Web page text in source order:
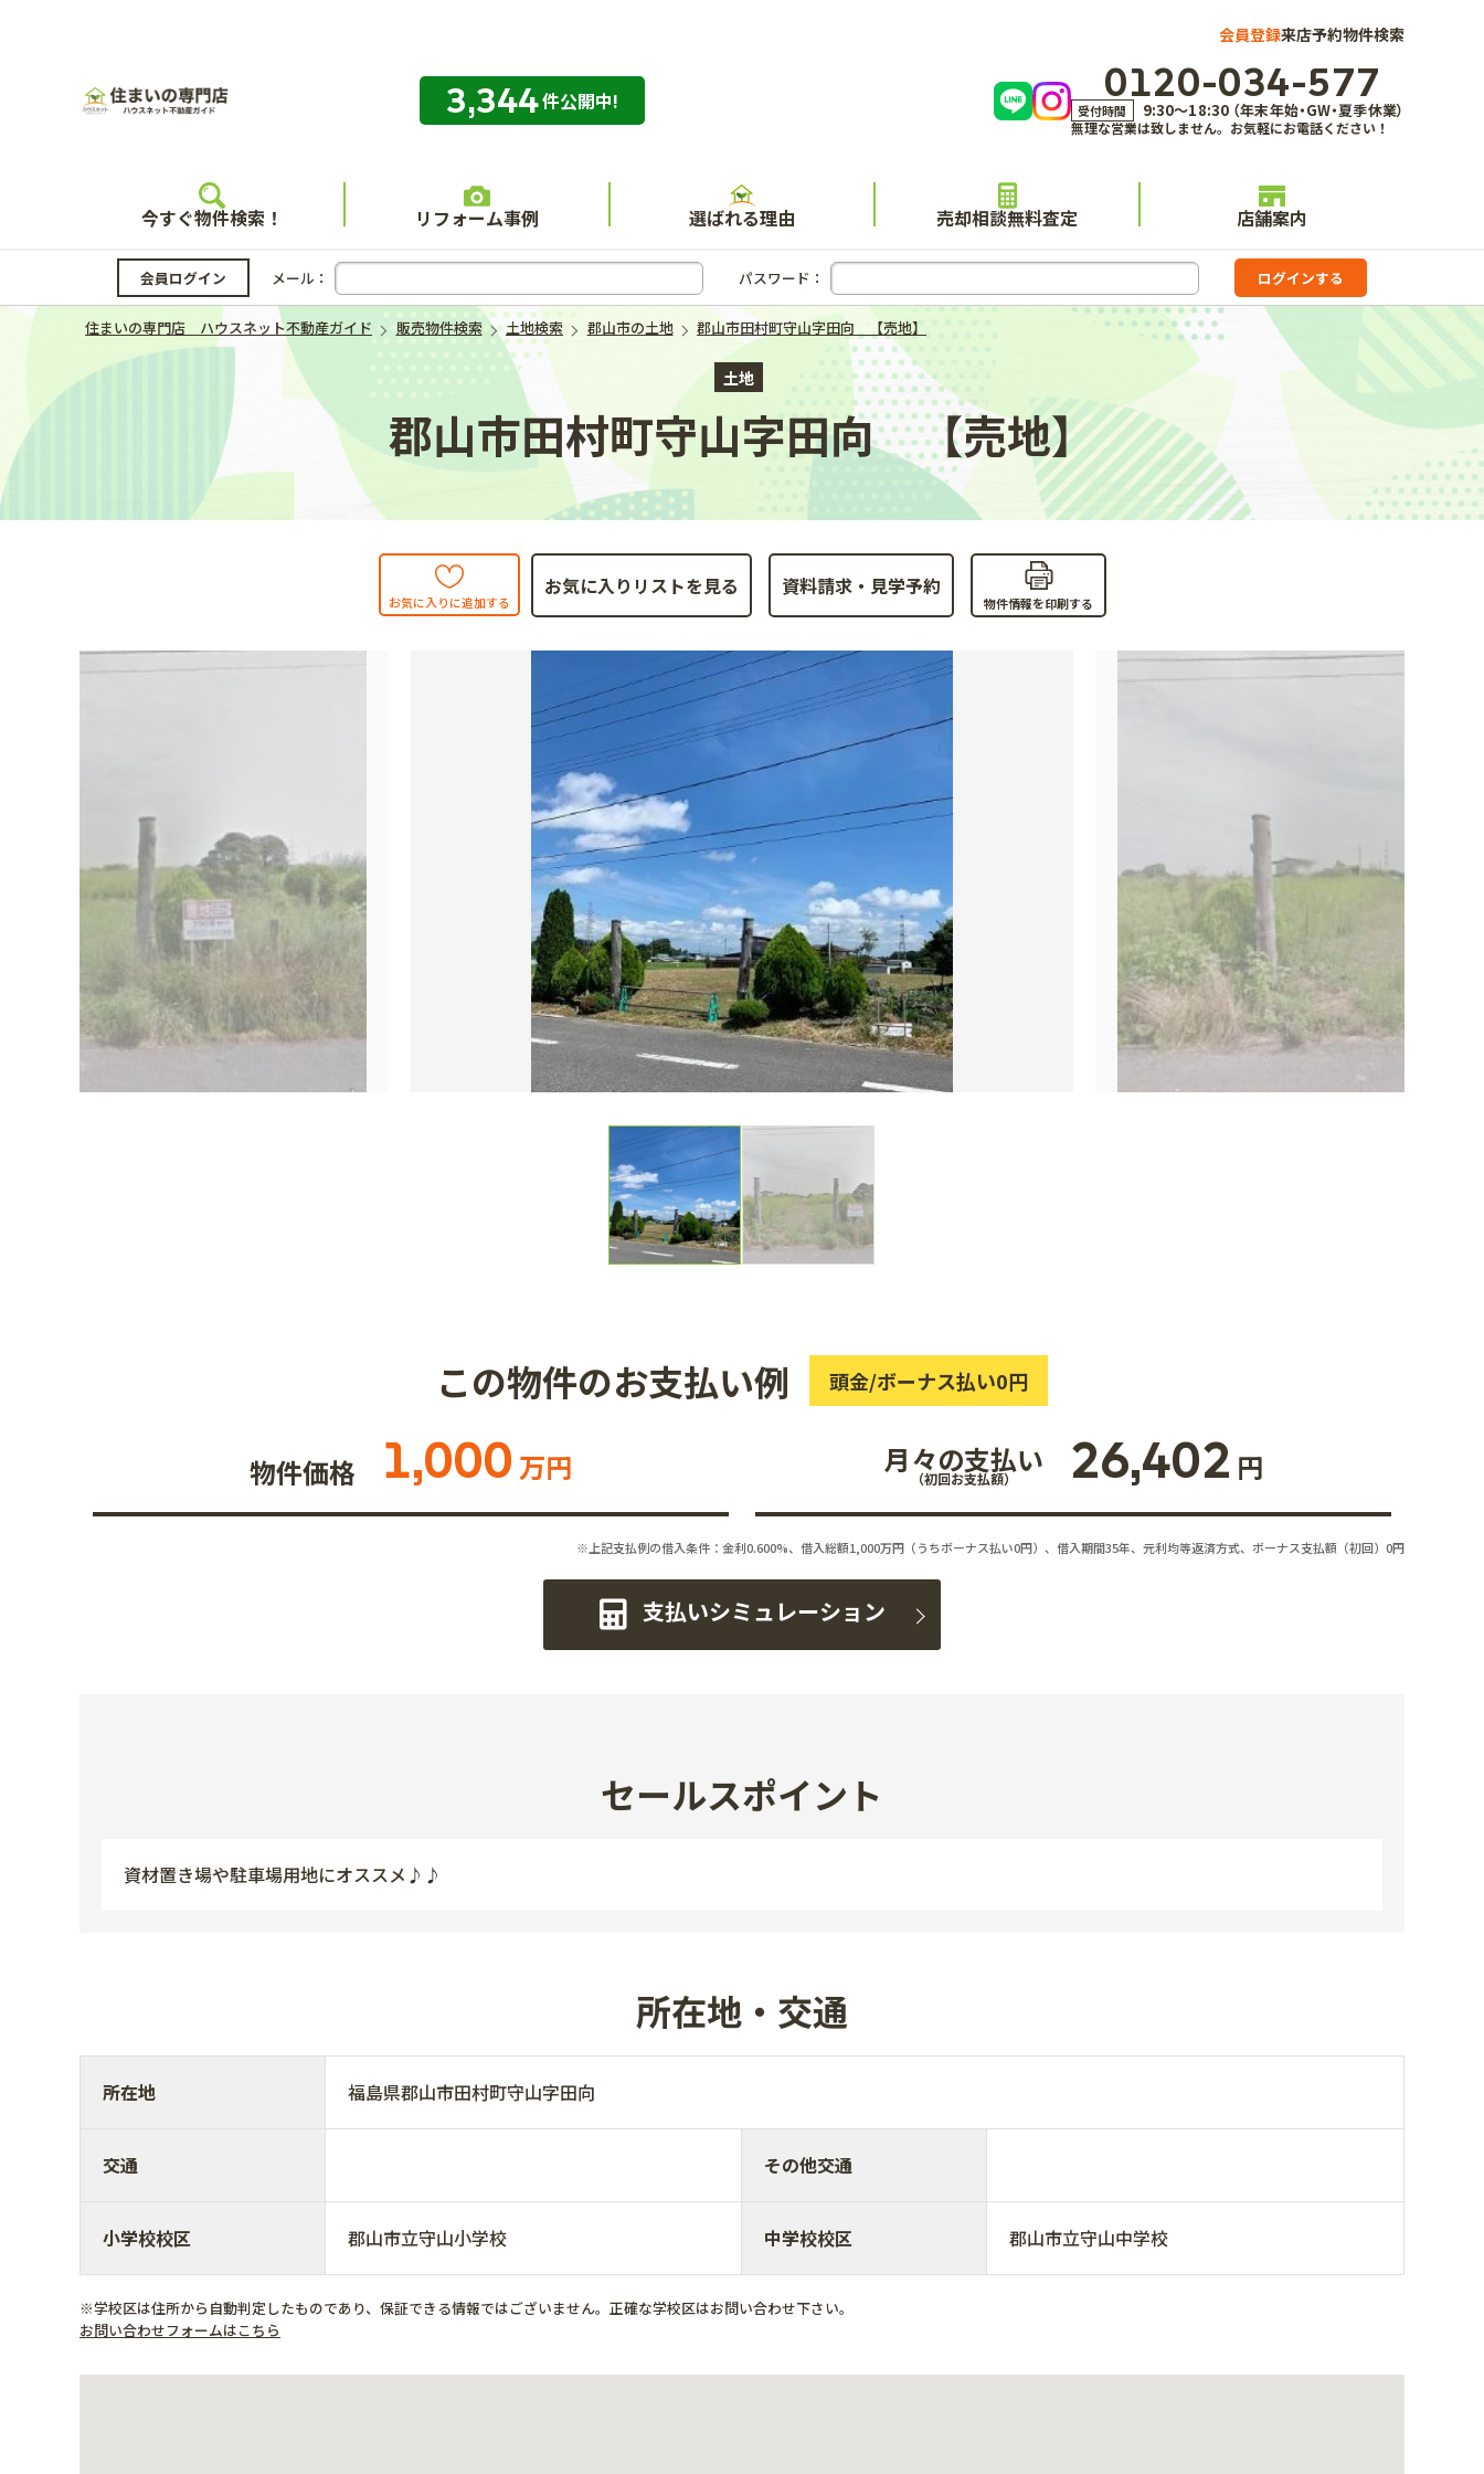
会員登録来店予約物件検索
住まいの専門店 ハウスネット不動産ガイド
3,344件公開中! 0120-034-577
受付時間 9:30～18:30 （年末年始・GW・夏季休業）
無理な営業は致しません。お気軽にお電話ください！
今すぐ物件検索！ リフォーム事例 選ばれる理由 売却相談無料査定 店舗案内
会員ログイン メール： パスワード：
住まいの専門店 ハウスネット不動産ガイド 販売物件検索 土地検索 郡山市の土地 郡山市田村町守山字田向 【売地】
土地
郡山市田村町守山字田向 【売地】
お気に入りに追加する
お気に入りリストを見る
物件情報を印刷する
この物件のお支払い例 頭金/ボーナス払い0円
物件価格 1,000 万円 月々の支払い
（初回お支払額） 26,402 円
※上記支払例の借入条件：金利0.600%、借入総額1,000万円（うちボーナス払い0円）、借入期間35年、元利均等返済方式、ボーナス支払額（初回）0円
支払いシミュレーション
セールスポイント
資材置き場や駐車場用地にオススメ♪♪
所在地・交通
所在地 福島県郡山市田村町守山字田向
交通 その他交通
小学校校区 郡山市立守山小学校 中学校校区 郡山市立守山中学校
※学校区は住所から自動判定したものであり、保証できる情報ではございません。正確な学校区はお問い合わせ下さい。
お問い合わせフォームはこちら